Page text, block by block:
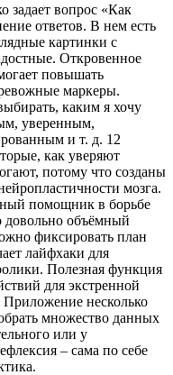
задает вопрос «Как
ответов. В нем есть
картинки с
Откровенное
повышать
маркеры.
каким я хочу
уверенным,
и т. д. 12
как уверяют
потому что созданы
мозга.
помощник в борьбе
довольно объёмный
фиксировать план
лайфхаки для
Полезная функция
для экстренной
несколько
множество данных
или у
– сама по себе